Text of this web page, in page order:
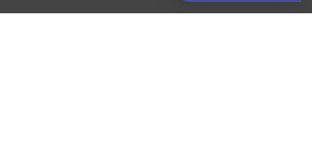
Conditions d’utilisation Contact